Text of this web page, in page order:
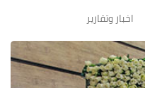
اخبار وتقارير